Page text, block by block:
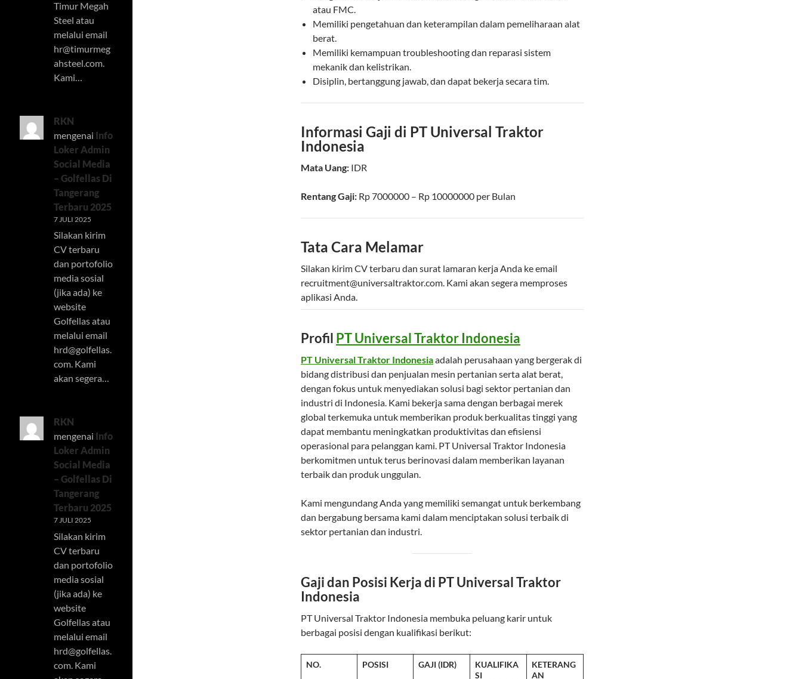
atau FMC.
Memiliki pengetahuan dan keterampilan dalam pemeliharaan alat
berat.
Memiliki kemampuan troubleshooting dan reparasi sistem
mekanik dan kelistrikan.
Disiplin, bertanggung jawab, dan dapat bekerja secara tim.
Informasi Gaji di PT Universal Traktor
Indonesia
Mata Uang: IDR
Rentang Gaji: Rp7000000 – Rp 10000000 per Bulan
Tata Cara Melamar
Silakan kirim CV terbaru dan surat lamaran kerja Anda ke email
recruitment@universaltraktor.com. Kami akan segera memproses
aplikasi Anda.
Profil PT Universal Traktor Indonesia
PT Universal Traktor Indonesiaadalah perusahaan yang bergerak di
bidang distribusi dan penjualan mesin pertanian serta alat berat,
dengan fokus untuk menyediakan solusi bagi sektor pertanian dan
industri di Indonesia. Kami bekerja sama dengan berbagai merek
global terkemuka untuk memberikan produk berkualitas tinggi yang
dapat membantu meningkatkan produktivitas dan efisiensi
operasional para pelanggan kami. PT Universal Traktor Indonesia
berkomitmen untuk terus berinovasi dalam memberikan layanan
terbaik dan produk unggulan.
Kami mengundang Anda yang memiliki semangat untuk berkembang
dan bergabung bersama kami dalam menciptakan solusi terbaik di
sektor pertanian dan industri.
Gaji dan Posisi Kerja di PT Universal Traktor
Indonesia
PT Universal Traktor Indonesia membuka peluang karir untuk
berbagai posisi dengan kualifikasi berikut:
NO. POSISI GAJI (IDR)
KUALIFIKA
SI
KETERANG
AN
Timur Megah
Steel atau
melalui email
hr@timurmeg
ahsteel.com
Kami…
RKN
mengenai Info
Loker Admin
Social Media
– Golfellas Di
Tangerang
Terbaru 2025
7 JULI 2025
Silakan kirim
CV terbaru
dan portofolio
media sosial
(jika ada) ke
website
Golfellas atau
melalui email
hrd@golfellas.
com. Kami
akan segera…
RKN
mengenai Info
Loker Admin
Social Media
– Golfellas Di
Tangerang
Terbaru 2025
7 JULI 2025
Silakan kirim
CV terbaru
dan portofolio
media sosial
(jika ada) ke
website
Golfellas atau
melalui email
hrd@golfellas.
com. Kami